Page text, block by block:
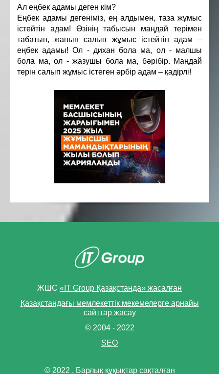
Ал еңбек адамы деген кім?
Еңбек адамы дегеніміз, ең алдымен, таза жұмыс
істейтін адам! Өзінің табысын маңдай терімен
табатын, жанын салып жұмыс істейтін адам –
еңбек адамы! Ол - дихан бола ма, ол - малшы
бола ма, ол - жазушы бола ма, бәрібір. Маңдай
терін салып жұмыс істеген әрбір адам – қадірлі!
ЖШС «IT Group Қазақстанда» жасалған
Қазақстандағы мемлекеттік мекемелерге арнайы
сайттар жасау
© 2004 - 2022
SEO
© 2022 , Барлық құқықтар сақталған